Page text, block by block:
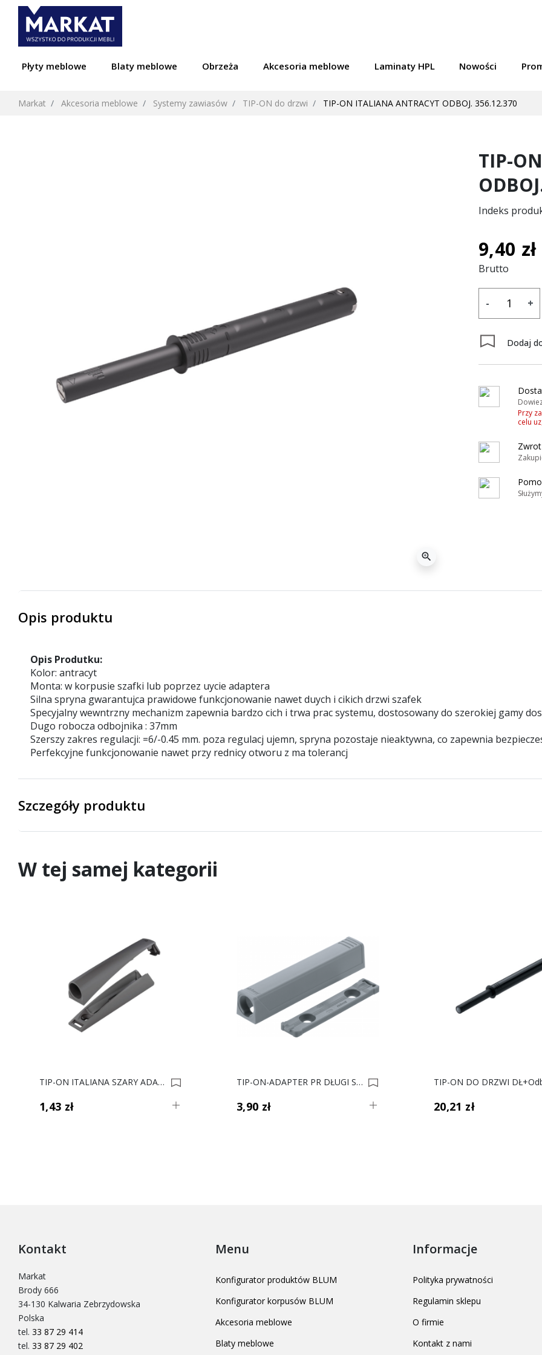
Płyty meblowe Blaty meblowe Obrzeża Akcesoria meblowe Laminaty HPL Nowości
Markat Akcesoria meblowe Systemy zawiasów TIP-ON do drzwi TIP-ON ITALIANA ANTRACYT ODBOJ. 356.12.370
zoom_in
TIP-
Indeks
9,40 zł
Brutto
- +
Dodaj
Przy
celu
Opis produktu
Opis Produtku:
Kolor: antracyt
Monta: w korpusie szafki lub poprzez uycie adaptera
Silna spryna gwarantujca prawidowe funkcjonowanie nawet duych i cikich drzwi szafek
Specyjalny wewntrzny mechanizm zapewnia bardzo cich i trwa prac systemu, dostosowany do szerokiej gamy
Dugo robocza odbojnika : 37mm
Szerszy zakres regulacji: =6/-0.45 mm. poza regulacj ujemn, spryna pozostaje nieaktywna, co zapewnia
Perfekcyjne funkcjonowanie nawet przy rednicy otworu z ma tolerancj
Szczegóły produktu
W tej samej kategorii
TIP-ON ITALIANA SZARY ADAPTER 356.12.003 0005268
1,43 zł
TIP-ON-ADAPTER PR DŁUGI Szary 956A1201 0008688
3,90 zł 20,21 zł
Kontakt
Markat
Brody 666
34-130 Kalwaria Zebrzydowska
Polska
tel. 33 87 29 414
tel. 33 87 29 402
Menu
Konfigurator produktów BLUM
Konfigurator korpusów BLUM
Akcesoria meblowe
Blaty meblowe
Informacje
Polityka prywatności
Regulamin sklepu
O firmie
Kontakt z nami